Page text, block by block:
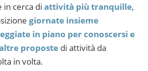
in cerca di attività più tranquille,
giornate insieme
in piano per conoscersi e
proposte di attività da
in volta.